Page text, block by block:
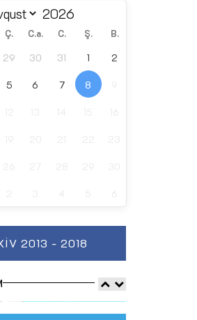
Ç. C.a. C. Ş. B.
29 30 31 1 2
5 6 7 8
2013 - 2018